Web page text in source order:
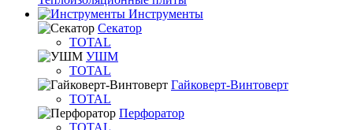
Инструменты
Секатор
TOTAL
УШМ
TOTAL
Гайковерт-Винтоверт
TOTAL
Перфоратор
TOTAL